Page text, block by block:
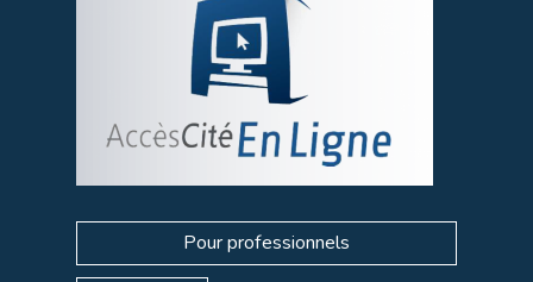
Pour professionnels